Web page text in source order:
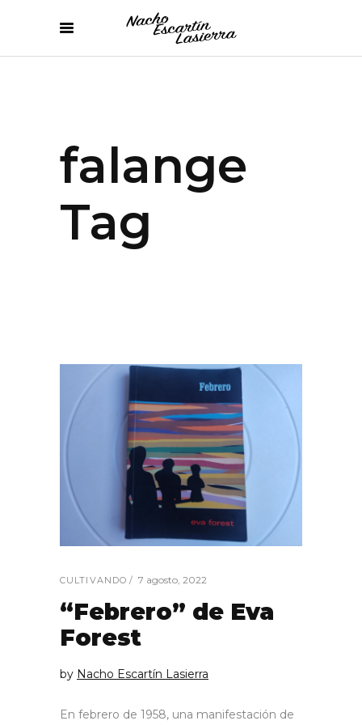
falange
Tag
CULTIVANDO 7 agosto, 2022
“Febrero” de Eva
Forest
by Nacho Escartín Lasierra
En febrero de 1958, una manifestación de